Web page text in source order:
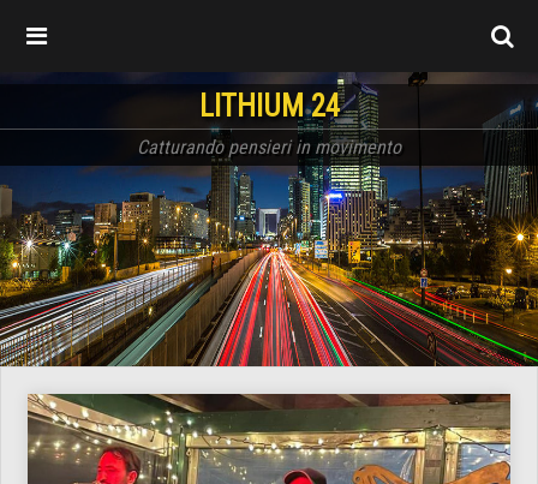
LITHIUM 24
Catturando pensieri in movimento